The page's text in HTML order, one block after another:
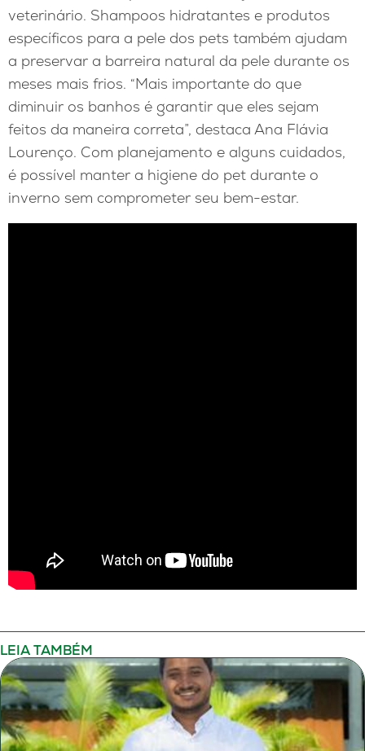
veterinário. Shampoos hidratantes e produtos
específicos para a pele dos pets também ajudam
a preservar a barreira natural da pele durante os
meses mais frios. “Mais importante do que
diminuir os banhos é garantir que eles sejam
feitos da maneira correta”, destaca Ana Flávia
Lourenço. Com planejamento e alguns cuidados,
é possível manter a higiene do pet durante o
inverno sem comprometer seu bem-estar.
LEIA TAMBÉM